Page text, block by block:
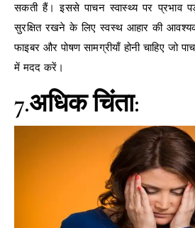
सकती हैं। इससे पाचन स्वास्थ्य पर प्रभाव
सुरक्षित रखने के लिए स्वस्थ आहार की
फाइबर और पोषण सामग्रीयाँ होनी चाहिए जो
में मदद करें।
7.अधिक चिंता: